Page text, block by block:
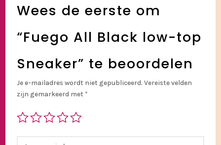
Wees de eerste om
“Fuego All Black low-top
Sneaker” te beoordelen
Je e-mailadres wordt niet gepubliceerd. Vereiste velden
zijn gemarkeerd met *